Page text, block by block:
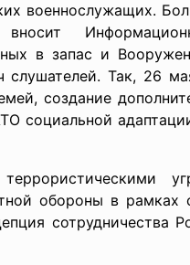
военнослужащих.
Информационно-
в запас и
Так, 26
создание
социальной
обороны в рамках
сотрудничества